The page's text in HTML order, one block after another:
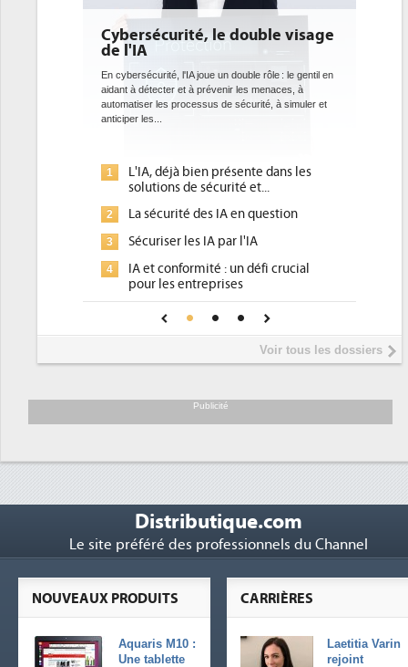
double visage
un double rôle : le gentil en
de sécurité, à simuler et
DEE: l'efficacité énergétique
bientôt une obligation pour les
datacenters
Des datacenters plus durables et plus efficaces, c'est
ce que recherchent les pouvoirs publics européens
1
Qu'est-ce que la DEE (directive
d'efficacité énergétique) ?
2
DEE, une pression administrative
place pour répondre à...
Phocea DC dans les cordes pour la
DEE
Interview de Fabrice Coquio,
président de Digital Realty...
soutient les...
Voir tous les dossiers
Publicité
Distributique.com
Le site préféré des professionnels du Channel
CARRIÈRES
Laetitia Varin
rejoint
NOUVEAUX PRODUITS
Aquaris M10 :
Une tablette